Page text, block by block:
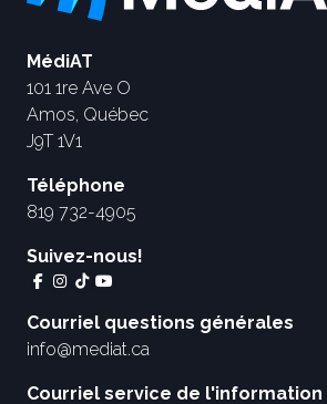
MédiAT
101 1re Ave O
Amos, Québec
J9T 1V1
Téléphone
819 732-4905
Suivez-nous!
Courriel questions générales
info@mediat.ca
Courriel service de l'information